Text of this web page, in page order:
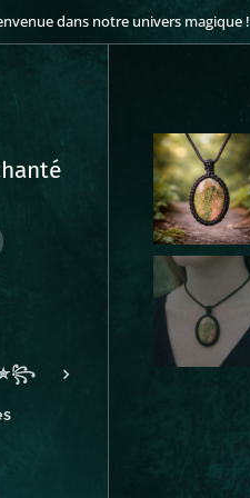
dans notre univers magique !